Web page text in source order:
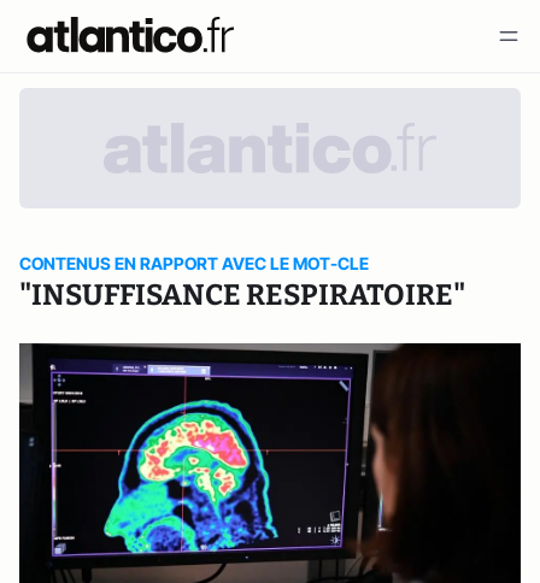
CONTENUS EN RAPPORT AVEC LE MOT-CLE
"INSUFFISANCE RESPIRATOIRE"